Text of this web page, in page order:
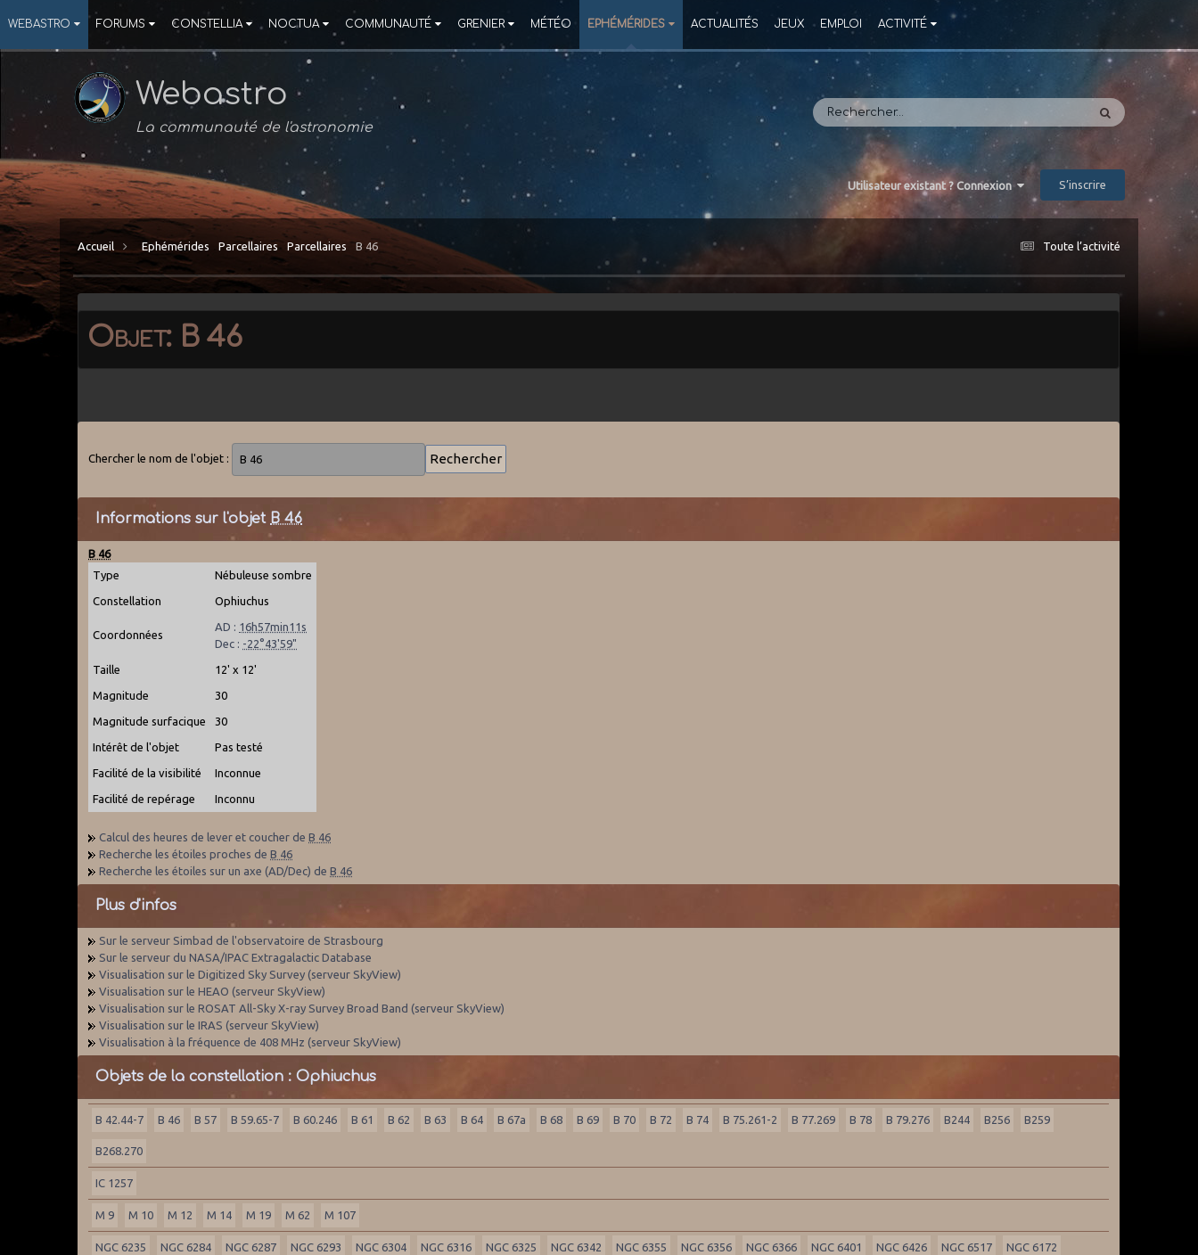
WEBASTRO FORUMS CONSTELLIA NOCTUA COMMUNAUTÉ GRENIER MÉTÉO EPHÉMÉRIDES ACTUALITÉS JEUX EMPLOI ACTIVITÉ
Webastro
La communauté de l'astronomie
Utilisateur existant ? Connexion S’inscrire
Toute l’activité
Accueil Ephémérides Parcellaires Parcellaires B 46
Objet: B 46
Chercher le nom de l'objet :
Informations sur l'objet B 46
B 46
Type
Nébuleuse sombre
Constellation Ophiuchus
Coordonnées
AD : 16h57min11s
Dec : -22°43'59"
Taille 12' x 12'
Magnitude 30
Magnitude surfacique 30
Intérêt de l'objet Pas testé
Facilité de la visibilité Inconnue
Facilité de repérage Inconnu
Calcul des heures de lever et coucher deB 46
Recherche les étoiles proches deB 46
Recherche les étoiles sur un axe (AD/Dec) deB 46
Plus d'infos
Sur le serveur Simbad de l'observatoire de Strasbourg
Sur le serveur du NASA/IPAC Extragalactic Database
Visualisation sur le Digitized Sky Survey (serveur SkyView)
Visualisation sur le HEAO (serveur SkyView)
Visualisation sur le ROSAT All-Sky X-ray Survey Broad Band (serveur SkyView)
Visualisation sur le IRAS (serveur SkyView)
Visualisation à la fréquence de 408 MHz (serveur SkyView)
Objets de la constellation : Ophiuchus
B 42.44-7 B 46 B 57 B 59.65-7 B 60.246 B 61 B 62 B 63 B 64 B 67a B 68 B 69 B 70 B 72 B 74 B 75.261-2 B 77.269 B 78 B 79.276 B244 B256 B259
B268.270
IC 1257
M 9 M 10 M 12 M 14 M 19 M 62 M 107
NGC 6235 NGC 6284 NGC 6287 NGC 6293 NGC 6304 NGC 6316 NGC 6325 NGC 6342 NGC 6355 NGC 6356 NGC 6366 NGC 6401 NGC 6426 NGC 6517 NGC 6172